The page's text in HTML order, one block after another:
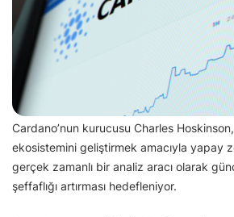
Cardano’nun kurucusu Charles
ekosistemini geliştirmek amacıyla yapay
gerçek zamanlı bir analiz aracı olarak
şeffaflığı artırması hedefleniyor.